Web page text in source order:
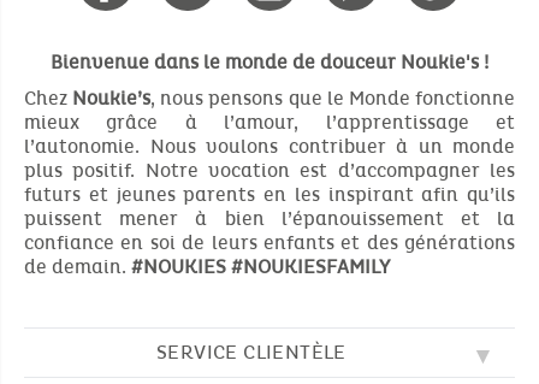
Bienvenue dans le monde de douceur Noukie's !
Chez Noukie’s, nous pensons que le Monde fonctionne
mieux grâce à l’amour, l’apprentissage et
l’autonomie. Nous voulons contribuer à un monde
plus positif. Notre vocation est d’accompagner les
futurs et jeunes parents en les inspirant afin qu’ils
puissent mener à bien l’épanouissement et la
confiance en soi de leurs enfants et des générations
de demain. #NOUKIES #NOUKIESFAMILY
SERVICE CLIENTÈLE